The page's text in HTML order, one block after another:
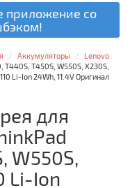
приложение со
Аккумуляторы
Lenovo
T450S, W550S, X230S,
Li-Ion 24Wh, 11.4V Оригинал
для
W550S,
Li-Ion